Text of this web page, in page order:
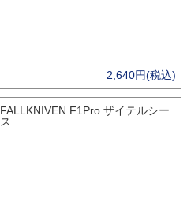
2,640円(税込)
FALLKNIVEN F1Pro ザイテルシー
ス